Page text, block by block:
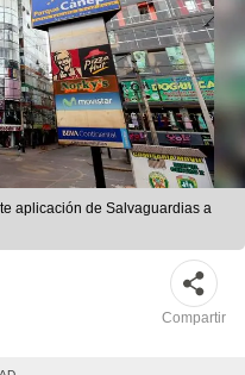
aplicación de Salvaguardias a
Compartir